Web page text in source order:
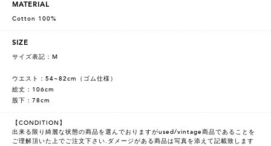
MATERIAL
Cotton 100%
SIZE
サイズ表記：M
ウエスト：54~82cm（ゴム仕様）
総丈：106cm
股下：78cm
【CONDITION】
出来る限り綺麗な状態の商品を選んでおりますがused/vintage商品であることを
ご理解頂いた上でご注文下さい.ダメージがある商品は写真を添えて記載致します